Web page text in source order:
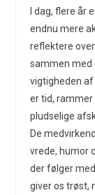
I dag, flere år
endnu mere
reflektere
sammen med
vigtigheden
er tid, rammer
pludselige
De
vrede, humor
der følger
giver os trøst,